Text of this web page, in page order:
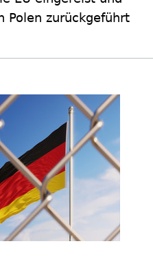
Polen zurückgeführt